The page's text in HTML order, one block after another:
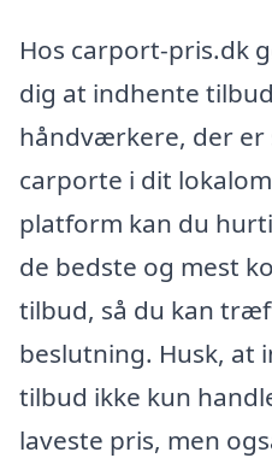
Hos carport-pris.dk
dig at indhente
håndværkere, der er
carporte i dit
platform kan du
de bedste og mest
tilbud, så du kan
beslutning. Husk, at
tilbud ikke kun
laveste pris, men